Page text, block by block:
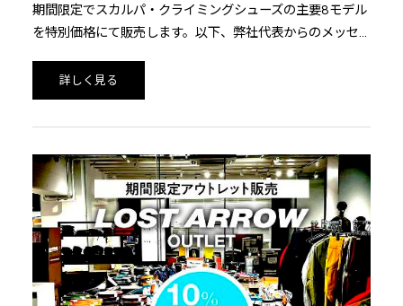
期間限定でスカルパ・クライミングシューズの主要8モデル
を特別価格にて販売します。以下、弊社代表からのメッセ
詳しく見る